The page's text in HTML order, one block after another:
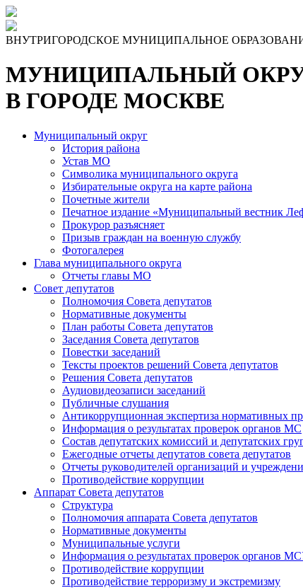
Skip
to
the
ВНУТРИГОРОДСКОЕ МУНИЦИПАЛЬНОЕ
МУНИЦИПАЛЬНЫЙ
В ГОРОДЕ МОСКВЕ
Муниципальный округ
История района
Устав МО
Символика муниципального округа
Избирательные округа на карте района
Почетные жители
Печатное издание «Муниципальный вестник
Прокурор разъясняет
Призыв граждан на военную службу
Фотогалерея
Глава муниципального округа
Отчеты главы МО
Совет депутатов
Полномочия Совета депутатов
Нормативные документы
План работы Совета депутатов
Заседания Cовета депутатов
Повестки заседаний
Тексты проектов решений Совета депутатов
Решения Совета депутатов
Аудиовидеозаписи заседаний
Публичные слушания
Антикоррупционная экспертиза нормативных
Информация о результатах проверок органов МС
Состав депутатских комиссий и депутатских
Ежегодные отчеты депутатов совета депутатов
Отчеты руководителей организаций и
Противодействие коррупции
Аппарат Совета депутатов
Структура
Полномочия аппарата Совета депутатов
Нормативные документы
Муниципальные услуги
Информация о результатах проверок органов
Противодействие коррупции
Противодействие терроризму и экстремизму